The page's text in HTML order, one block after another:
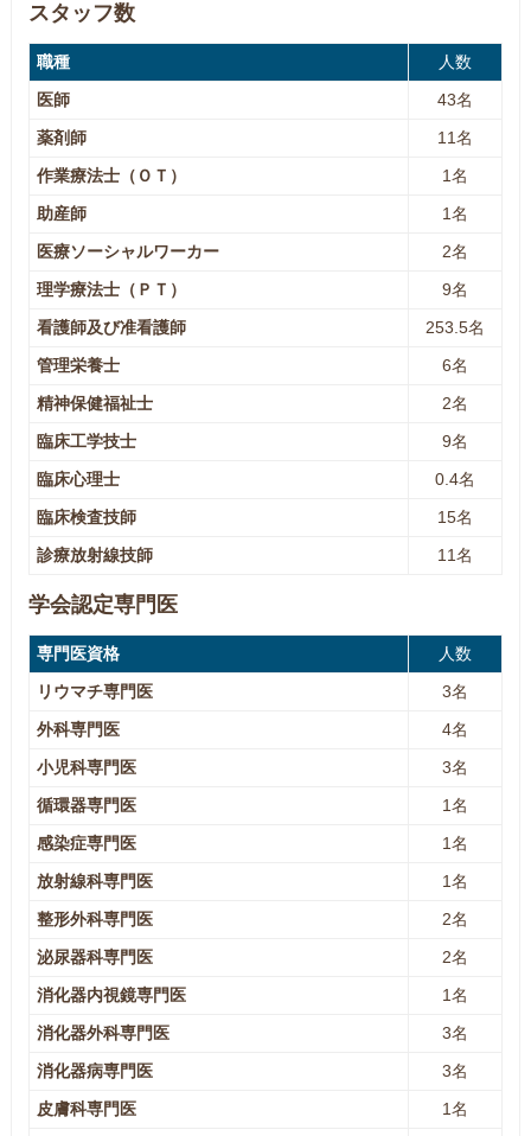
スタッフ数
職種
人数
医師
43名
薬剤師
11名
作業療法士（ＯＴ）
1名
助産師
1名
医療ソーシャルワーカー
2名
理学療法士（ＰＴ）
9名
看護師及び准看護師
253.5名
管理栄養士
6名
精神保健福祉士
2名
臨床工学技士
9名
臨床心理士
0.4名
臨床検査技師
15名
診療放射線技師
11名
学会認定専門医
専門医資格
人数
リウマチ専門医
3名
外科専門医
4名
小児科専門医
3名
循環器専門医
1名
感染症専門医
1名
放射線科専門医
1名
整形外科専門医
2名
泌尿器科専門医
2名
消化器内視鏡専門医
1名
消化器外科専門医
3名
消化器病専門医
3名
皮膚科専門医
1名